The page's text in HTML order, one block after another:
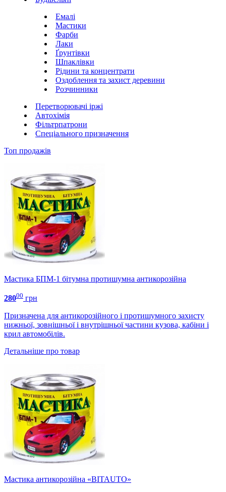
Емалі
Мастики
Фарби
Лаки
Ґрунтівки
Шпаклівки
Рідини та концентрати
Оздоблення та захист деревини
Розчинники
Перетворювачі іржі
Автохімія
Фільтрпатрони
Спеціального призначення
Топ продажів
Мастика БПМ-1 бітумна протишумна антикорозійна
28000 грн
Призначена для антикорозійного і протишумного захисту
нижньої, зовнішньої і внутрішньої частини кузова, кабіни і
крил автомобілів.
Детальніше про товар
Мастика антикорозійна «ВITAUTO»